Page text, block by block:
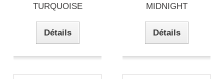
TURQUOISE
Détails
MIDNIGHT
Détails